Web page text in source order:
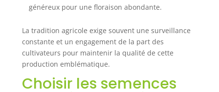
généreux pour une floraison abondante.
La tradition agricole exige souvent une surveillance
constante et un engagement de la part des
cultivateurs pour maintenir la qualité de cette
production emblématique.
Choisir les semences